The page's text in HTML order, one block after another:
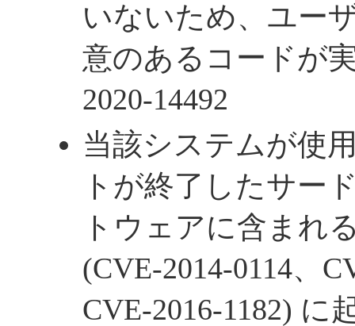
いないため、ユー
意のあるコードが
2020-14492
当該システムが使
トが終了したサー
トウェアに含まれ
(CVE-2014-0114、
CVE-2016-1182) に